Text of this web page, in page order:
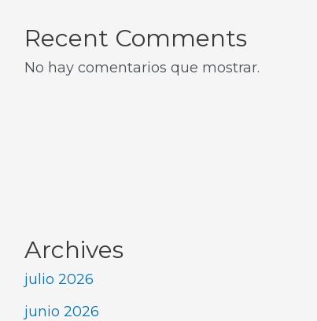
Recent Comments
No hay comentarios que mostrar.
Archives
julio 2026
junio 2026